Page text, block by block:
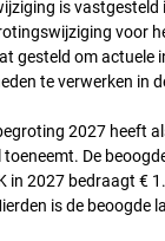
is
voor
gesteld om actuele
te verwerken in
2027 heeft
De
in 2027 bedraagt €
is de beoogde